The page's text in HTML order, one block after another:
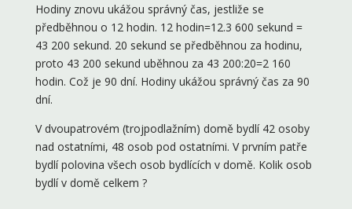
Hodiny znovu ukážou správný čas, jestliže se
předběhnou o 12 hodin. 12 hodin=12.3 600 sekund =
43 200 sekund. 20 sekund se předběhnou za hodinu,
proto 43 200 sekund uběhnou za 43 200:20=2 160
hodin. Což je 90 dní. Hodiny ukážou správný čas za 90
dní.
V dvoupatrovém (trojpodlažním) domě bydlí 42 osoby
nad ostatními, 48 osob pod ostatními. V prvním patře
bydlí polovina všech osob bydlících v domě. Kolik osob
bydlí v domě celkem ?